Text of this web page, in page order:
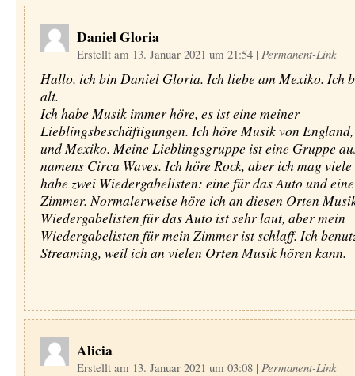
Daniel Gloria
Erstellt am 13. Januar 2021 um 21:54 | Permanent-Link
Hallo, ich bin Daniel Gloria. Ich liebe am Mexiko. Ich
alt.
Ich habe Musik immer höre, es ist eine meiner
Lieblingsbeschäftigungen. Ich höre Musik von
und Mexiko. Meine Lieblingsgruppe ist eine Gruppe
namens Circa Waves. Ich höre Rock, aber ich mag
habe zwei Wiedergabelisten: eine für das Auto und
Zimmer. Normalerweise höre ich an diesen Orten
Wiedergabelisten für das Auto ist sehr laut, aber mein
Wiedergabelisten für mein Zimmer ist schlaff. Ich
Streaming, weil ich an vielen Orten Musik hören kann.
Alicia
Erstellt am 13. Januar 2021 um 03:08 | Permanent-Link